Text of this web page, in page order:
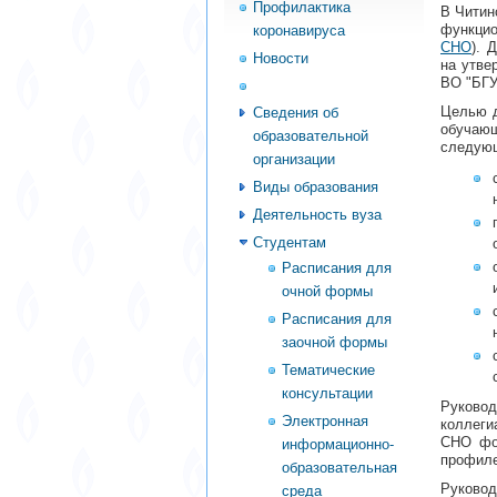
Профилактика
коронавируса
Новости
Сведения об
образовательной
организации
Виды образования
Деятельность вуза
Студентам
Расписания для
очной формы
Расписания для
заочной формы
Тематические
консультации
Электронная
информационно-
образовательная
среда
В
СНО).
на
ВО
Целью
СНО